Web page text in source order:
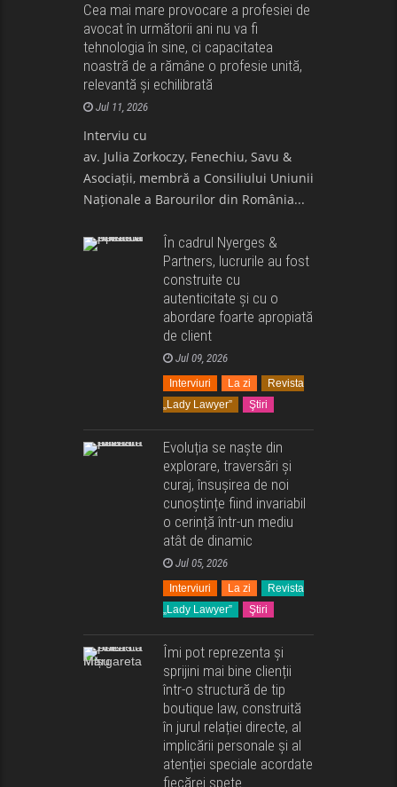
Ştiri
Cea mai mare provocare a profesiei de
avocat în următorii ani nu va fi
tehnologia în sine, ci capacitatea
noastră de a rămâne o profesie unită,
relevantă și echilibrată
Jul 11, 2026
Interviu cu
av. Julia Zorkoczy, Fenechiu, Savu &
Asociații, membră a Consiliului Uniunii
Naționale a Barourilor din România...
În cadrul Nyerges &
Partners, lucrurile au fost
construite cu
autenticitate și cu o
abordare foarte apropiată
de client
Jul 09, 2026
Interviuri La zi
Revista
„Lady Lawyer”
Ştiri
Evoluția se naște din
explorare, traversări și
curaj, însușirea de noi
cunoștințe fiind invariabil
o cerință într-un mediu
atât de dinamic
Jul 05, 2026
Interviuri La zi
Revista
„Lady Lawyer”
Ştiri
Îmi pot reprezenta și
sprijini mai bine clienții
într-o structură de tip
boutique law, construită
în jurul relației directe, al
implicării personale și al
atenției speciale acordate
fiecărei spețe